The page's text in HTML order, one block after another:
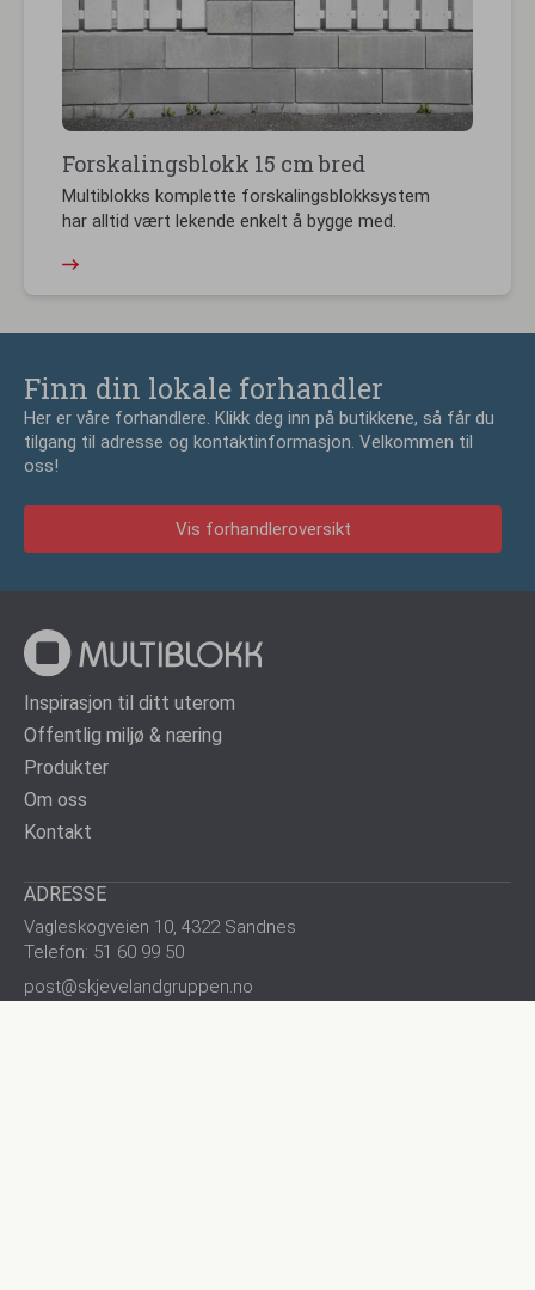
Forskalingsblokk 15 cm bred
Multiblokks komplette forskalingsblokksystem
har alltid vært lekende enkelt å bygge med.
Finn din lokale forhandler
Her er våre forhandlere. Klikk deg inn på butikkene, så får du
tilgang til adresse og kontaktinformasjon. Velkommen til
oss!
Vis forhandleroversikt
Inspirasjon til ditt uterom
Offentlig miljø & næring
Produkter
Om oss
Kontakt
ADRESSE
Vagleskogveien 10, 4322 Sandnes
Telefon: 51 60 99 50
post@skjevelandgruppen.no